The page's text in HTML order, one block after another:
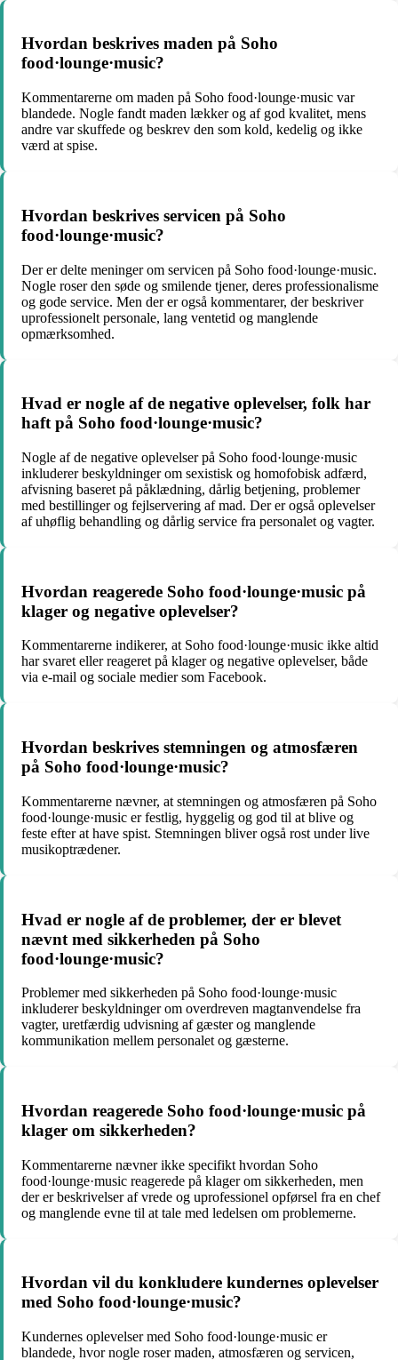
Hvordan beskrives maden på Soho
food·lounge·music?
Kommentarerne om maden på Soho food·lounge·music var
blandede. Nogle fandt maden lækker og af god kvalitet, mens
andre var skuffede og beskrev den som kold, kedelig og ikke
værd at spise.
Hvordan beskrives servicen på Soho
food·lounge·music?
Der er delte meninger om servicen på Soho food·lounge·music.
Nogle roser den søde og smilende tjener, deres professionalisme
og gode service. Men der er også kommentarer, der beskriver
uprofessionelt personale, lang ventetid og manglende
opmærksomhed.
Hvad er nogle af de negative oplevelser, folk har
haft på Soho food·lounge·music?
Nogle af de negative oplevelser på Soho food·lounge·music
inkluderer beskyldninger om sexistisk og homofobisk adfærd,
afvisning baseret på påklædning, dårlig betjening, problemer
med bestillinger og fejlservering af mad. Der er også oplevelser
af uhøflig behandling og dårlig service fra personalet og vagter.
Hvordan reagerede Soho food·lounge·music på
klager og negative oplevelser?
Kommentarerne indikerer, at Soho food·lounge·music ikke altid
har svaret eller reageret på klager og negative oplevelser, både
via e-mail og sociale medier som Facebook.
Hvordan beskrives stemningen og atmosfæren
på Soho food·lounge·music?
Kommentarerne nævner, at stemningen og atmosfæren på Soho
food·lounge·music er festlig, hyggelig og god til at blive og
feste efter at have spist. Stemningen bliver også rost under live
musikoptrædener.
Hvad er nogle af de problemer, der er blevet
nævnt med sikkerheden på Soho
food·lounge·music?
Problemer med sikkerheden på Soho food·lounge·music
inkluderer beskyldninger om overdreven magtanvendelse fra
vagter, uretfærdig udvisning af gæster og manglende
kommunikation mellem personalet og gæsterne.
Hvordan reagerede Soho food·lounge·music på
klager om sikkerheden?
Kommentarerne nævner ikke specifikt hvordan Soho
food·lounge·music reagerede på klager om sikkerheden, men
der er beskrivelser af vrede og uprofessionel opførsel fra en chef
og manglende evne til at tale med ledelsen om problemerne.
Hvordan vil du konkludere kundernes oplevelser
med Soho food·lounge·music?
Kundernes oplevelser med Soho food·lounge·music er
blandede, hvor nogle roser maden, atmosfæren og servicen,